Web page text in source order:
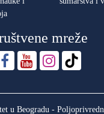
mreže
u Beogradu -